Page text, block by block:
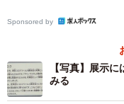
られます。「50年後
ははは！！！！ww』
といった辛辣な声もあ
Sponsored by
【写真】展示
みる